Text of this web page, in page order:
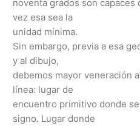
noventa grados son capaces
vez esa sea la
unidad mínima.
Sin embargo, previa a esa
y al dibujo,
debemos mayor veneración
línea: lugar de
encuentro primitivo donde
signo. Lugar donde